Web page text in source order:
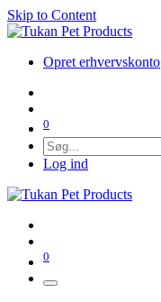
Skip to Content
Opret erhvervskonto
0
Log ind
0